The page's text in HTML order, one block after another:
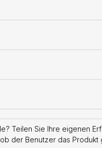
Teilen Sie Ihre eigenen
der Benutzer das Produkt